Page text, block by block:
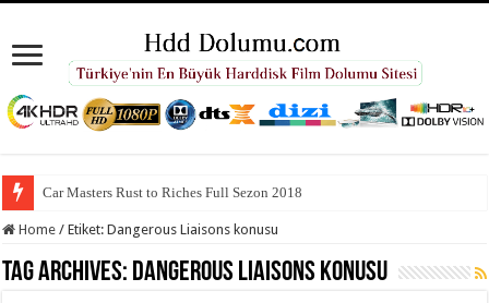
Car Masters Rust to Riches Full Sezon 2018
Home / Etiket:Dangerous Liaisons konusu
Tag Archives: Dangerous Liaisons konusu